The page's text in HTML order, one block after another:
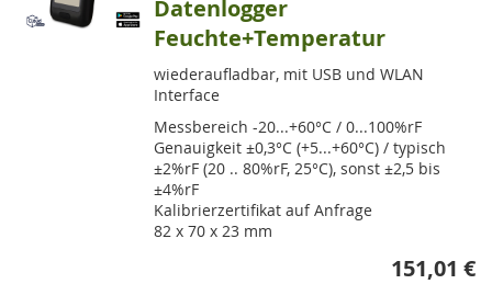
Datenlogger
Feuchte+Temperatur
wiederaufladbar, mit USB und WLAN
Interface
Messbereich -20...+60°C / 0...100%rF
Genauigkeit ±0,3°C (+5...+60°C) / typisch
±2%rF (20 .. 80%rF, 25°C), sonst ±2,5 bis
±4%rF
Kalibrierzertifikat auf Anfrage
82 x 70 x 23 mm
151,01 €